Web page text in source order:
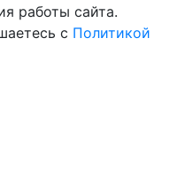
работы сайта.
с Политикой